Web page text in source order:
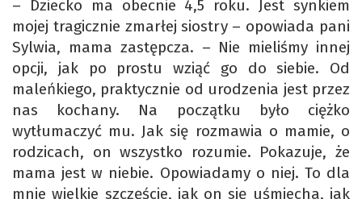
– Dziecko ma obecnie 4,5 roku. Jest synkiem
mojej tragicznie zmarłej siostry – opowiada pani
Sylwia, mama zastępcza. – Nie mieliśmy innej
opcji, jak po prostu wziąć go do siebie. Od
maleńkiego, praktycznie od urodzenia jest przez
nas kochany. Na początku było ciężko
wytłumaczyć mu. Jak się rozmawia o mamie, o
rodzicach, on wszystko rozumie. Pokazuje, że
mama jest w niebie. Opowiadamy o niej. To dla
mnie wielkie szczęście, jak on się uśmiecha, jak